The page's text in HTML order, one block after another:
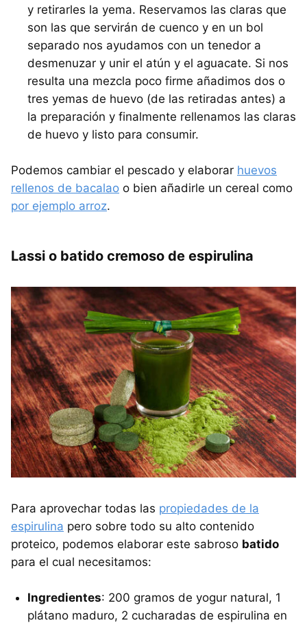
y retirarles la yema. Reservamos las claras que
son las que servirán de cuenco y en un bol
separado nos ayudamos con un tenedor a
desmenuzar y unir el atún y el aguacate. Si nos
resulta una mezcla poco firme añadimos dos o
tres yemas de huevo (de las retiradas antes) a
la preparación y finalmente rellenamos las claras
de huevo y listo para consumir.
Podemos cambiar el pescado y elaborar huevos
rellenos de bacalao o bien añadirle un cereal como
por ejemplo arroz.
Lassi o batido cremoso de espirulina
Para aprovechar todas las propiedades de la
espirulina pero sobre todo su alto contenido
proteico, podemos elaborar este sabroso batido
para el cual necesitamos:
Ingredientes: 200 gramos de yogur natural, 1
plátano maduro, 2 cucharadas de espirulina en